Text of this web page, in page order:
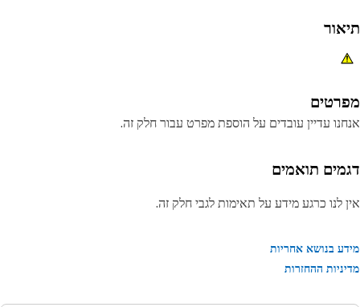
עדיין עובדים על הוספת מפרט עבור חלק זה.
תואמים
לנו כרגע מידע על תאימות לגבי חלק זה.
בנושא אחריות
ההחזרות